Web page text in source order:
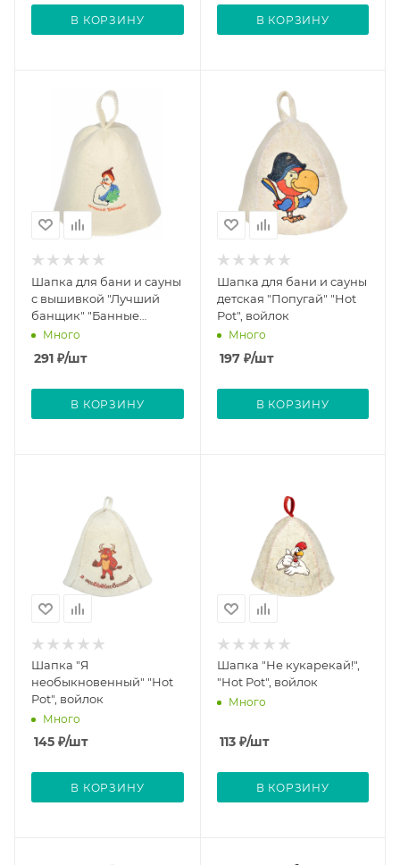
В КОРЗИНУ В КОРЗИНУ
Шапка для бани и сауны
с вышивкой "Лучший
банщик" "Банные
штучки", войлок
Много
291 ₽/шт
В КОРЗИНУ
Шапка для бани и сауны
детская "Попугай" "Hot
Pot", войлок
Много
197₽/шт
В КОРЗИНУ
Шапка "Я
необыкновенный" "Нot
Pot", войлок
Много
145 ₽/шт
В КОРЗИНУ
Шапка "Не кукарекай!",
"Hot Pot", войлок
Много
113₽/шт
В КОРЗИНУ